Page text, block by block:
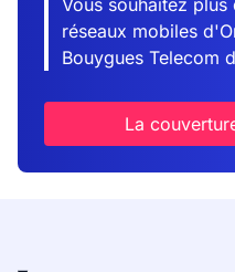
Vous souhaitez
réseaux mobiles
Bouygues Telecom
La